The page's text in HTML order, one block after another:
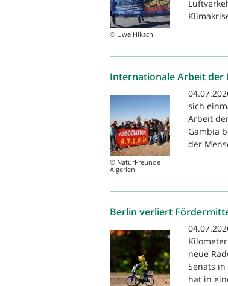
© Uwe Hiksch
Internationale Arbeit der
© NaturFreunde
Algerien
sich
Arbeit
Gambia
der
Berlin verliert
neue
Senats
hat in